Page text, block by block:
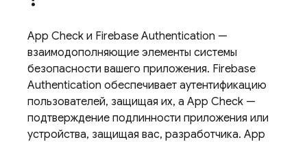
App Check и Firebase Authentication —
взаимодополняющие элементы системы
безопасности вашего приложения. Firebase
Authentication обеспечивает аутентификацию
пользователей, защищая их, а App Check —
подтверждение подлинности приложения или
устройства, защищая вас, разработчика. App